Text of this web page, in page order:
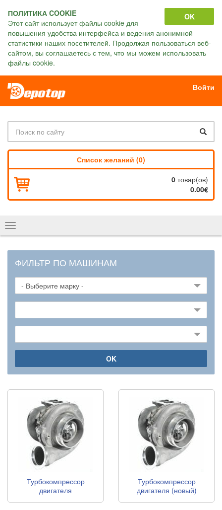
OK
ПОЛИТИКА COOKIE
Этот сайт использует файлы cookie для
повышения удобства интерфейса и ведения анонимной
статистики наших посетителей. Продолжая пользоваться веб-
сайтом, вы соглашаетесь с тем, что мы можем использовать
файлы cookie.
Войти
Список желаний (0)
0 товар(ов)
0.00€
Показать
навигацию
ФИЛЬТР ПО МАШИНАМ
OK
Турбокомпрессор
двигателя
Турбокомпрессор
двигателя (новый)